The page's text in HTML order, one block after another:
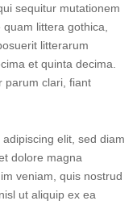
sequitur mutationem
littera gothica,
litterarum
et quinta decima.
parum clari, fiant
elit, sed diam
dolore magna
veniam, quis nostrud
ut aliquip ex ea